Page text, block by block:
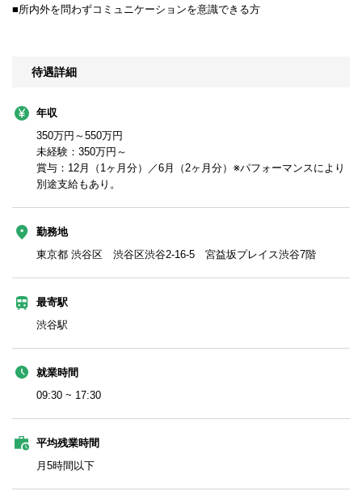
■所内外を問わずコミュニケーションを意識できる方
待遇詳細
年収
350万円～550万円
未経験：350万円～
賞与：12月（1ヶ月分）／6月（2ヶ月分）※パフォーマンスにより
別途支給もあり。
勤務地
東京都 渋谷区 渋谷区渋谷2-16-5 宮益坂プレイス渋谷7階
最寄駅
渋谷駅
就業時間
09:30 ~ 17:30
平均残業時間
月5時間以下